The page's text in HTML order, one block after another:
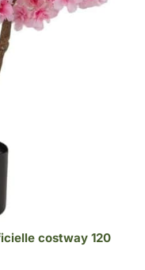
costway 120